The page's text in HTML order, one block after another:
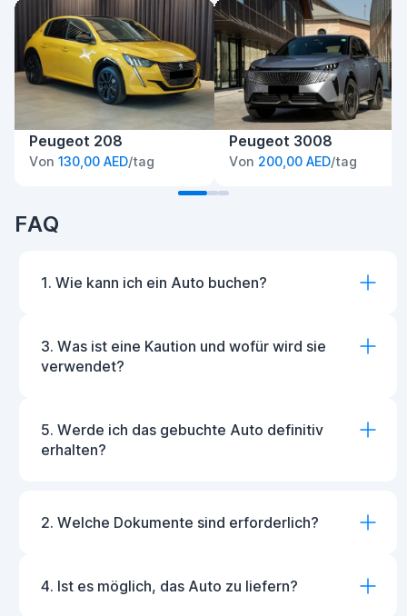
Peugeot 208
Von 130,00 AED/tag
Peugeot 3008
Von 200,00 AED/tag
FAQ
1. Wie kann ich ein Auto buchen?
3. Was ist eine Kaution und wofür wird sie
verwendet?
5. Werde ich das gebuchte Auto definitiv
erhalten?
2. Welche Dokumente sind erforderlich?
4. Ist es möglich, das Auto zu liefern?